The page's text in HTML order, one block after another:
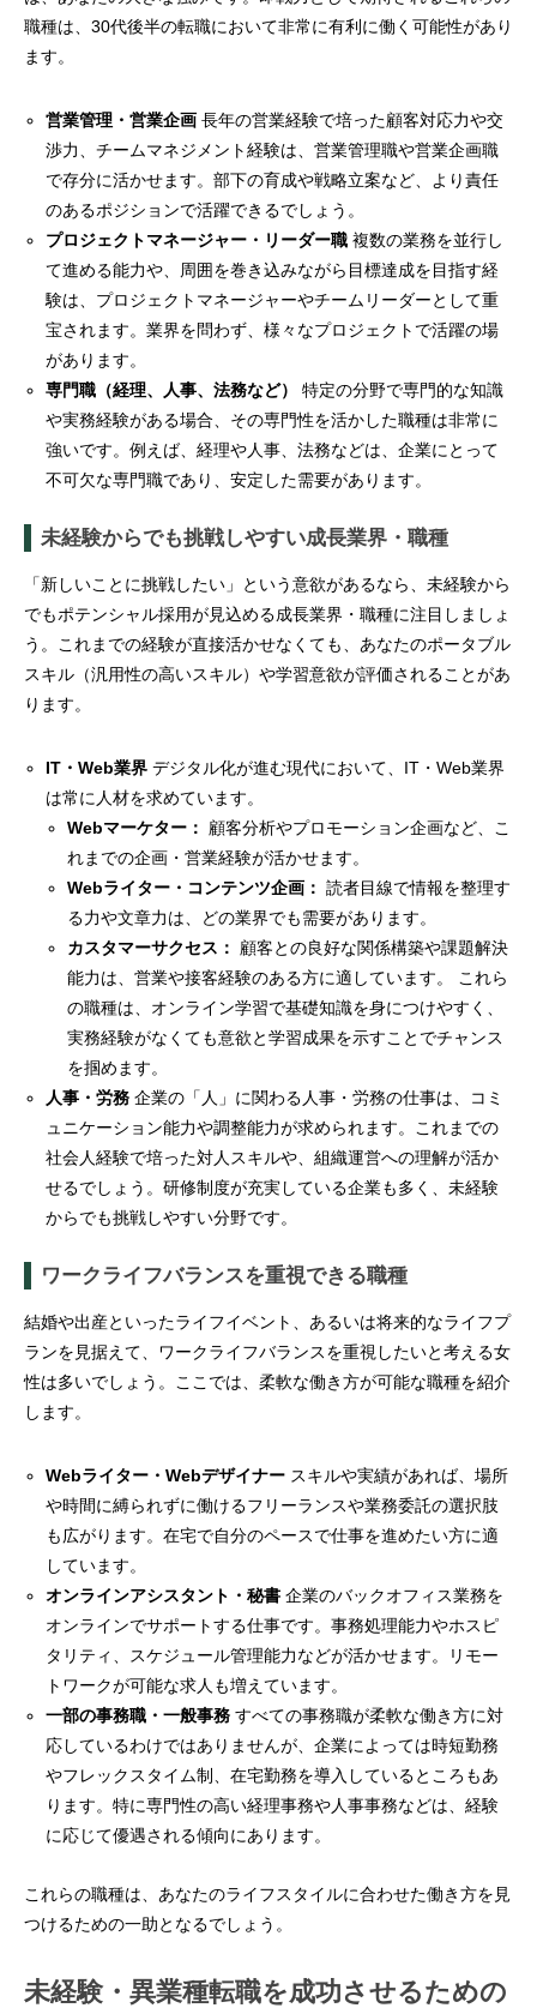
職種は、30代後半の転職において非常に有利に働く可能性があり
ます。
営業管理・営業企画 長年の営業経験で培った顧客対応力や交
渉力、チームマネジメント経験は、営業管理職や営業企画職
で存分に活かせます。部下の育成や戦略立案など、より責任
のあるポジションで活躍できるでしょう。
プロジェクトマネージャー・リーダー職 複数の業務を並行し
て進める能力や、周囲を巻き込みながら目標達成を目指す経
験は、プロジェクトマネージャーやチームリーダーとして重
宝されます。業界を問わず、様々なプロジェクトで活躍の場
があります。
専門職（経理、人事、法務など）
特定の分野で専門的な知識
や実務経験がある場合、その専門性を活かした職種は非常に
強いです。例えば、経理や人事、法務などは、企業にとって
不可欠な専門職であり、安定した需要があります。
未経験からでも挑戦しやすい成長業界・職種
「新しいことに挑戦したい」という意欲があるなら、未経験から
でもポテンシャル採用が見込める成長業界・職種に注目しましょ
う。これまでの経験が直接活かせなくても、あなたのポータブル
スキル（汎用性の高いスキル）や学習意欲が評価されることがあ
ります。
IT・Web業界 デジタル化が進む現代において、IT・Web業界
は常に人材を求めています。
Webマーケター：
顧客分析やプロモーション企画など、こ
れまでの企画・営業経験が活かせます。
Webライター・コンテンツ企画： 読者目線で情報を整理す
る力や文章力は、どの業界でも需要があります。
カスタマーサクセス：
顧客との良好な関係構築や課題解決
能力は、営業や接客経験のある方に適しています。 これら
の職種は、オンライン学習で基礎知識を身につけやすく、
実務経験がなくても意欲と学習成果を示すことでチャンス
を掴めます。
人事・労務 企業の「人」に関わる人事・労務の仕事は、コミ
ュニケーション能力や調整能力が求められます。これまでの
社会人経験で培った対人スキルや、組織運営への理解が活か
せるでしょう。研修制度が充実している企業も多く、未経験
からでも挑戦しやすい分野です。
ワークライフバランスを重視できる職種
結婚や出産といったライフイベント、あるいは将来的なライフプ
ランを見据えて、ワークライフバランスを重視したいと考える女
性は多いでしょう。ここでは、柔軟な働き方が可能な職種を紹介
します。
Webライター・Webデザイナー スキルや実績があれば、場所
や時間に縛られずに働けるフリーランスや業務委託の選択肢
も広がります。在宅で自分のペースで仕事を進めたい方に適
しています。
オンラインアシスタント・秘書 企業のバックオフィス業務を
オンラインでサポートする仕事です。事務処理能力やホスピ
タリティ、スケジュール管理能力などが活かせます。リモー
トワークが可能な求人も増えています。
一部の事務職・一般事務 すべての事務職が柔軟な働き方に対
応しているわけではありませんが、企業によっては時短勤務
やフレックスタイム制、在宅勤務を導入しているところもあ
ります。特に専門性の高い経理事務や人事事務などは、経験
に応じて優遇される傾向にあります。
これらの職種は、あなたのライフスタイルに合わせた働き方を見
つけるための一助となるでしょう。
未経験・異業種転職を成功させるための